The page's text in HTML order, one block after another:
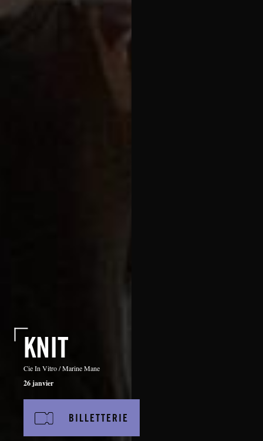
KNIT
Cie In Vitro / Marine Mane
26 janvier
BILLETTERIE